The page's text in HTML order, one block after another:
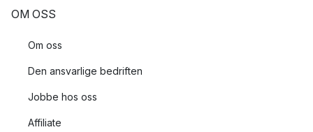
OM OSS
Om oss
Den ansvarlige bedriften
Jobbe hos oss
Affiliate